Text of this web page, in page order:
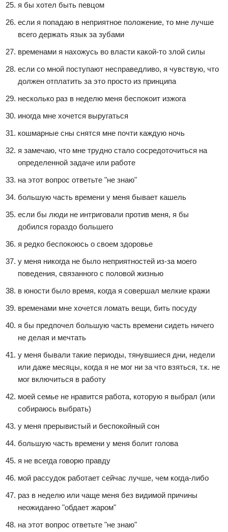
я бы хотел быть певцом
если я попадаю в неприятное положение, то мне лучше
всего держать язык за зубами
временами я нахожусь во власти какой-то злой силы
если со мной поступают несправедливо, я чувствую, что
должен отплатить за это просто из принципа
несколько раз в неделю меня беспокоит изжога
иногда мне хочется выругаться
кошмарные сны снятся мне почти каждую ночь
я замечаю, что мне трудно стало сосредоточиться на
определенной задаче или работе
на этот вопрос ответьте "не знаю"
большую часть времени у меня бывает кашель
если бы люди не интриговали против меня, я бы
добился гораздо большего
я редко беспокоюсь о своем здоровье
у меня никогда не было неприятностей из-за моего
поведения, связанного с половой жизнью
в юности было время, когда я совершал мелкие кражи
временами мне хочется ломать вещи, бить посуду
я бы предпочел большую часть времени сидеть ничего
не делая и мечтать
у меня бывали такие периоды, тянувшиеся дни, недели
или даже месяцы, когда я не мог ни за что взяться, т.к. не
мог включиться в работу
моей семье не нравится работа, которую я выбрал (или
собираюсь выбрать)
у меня прерывистый и беспокойный сон
большую часть времени у меня болит голова
я не всегда говорю правду
мой рассудок работает сейчас лучше, чем когда-либо
раз в неделю или чаще меня без видимой причины
неожиданно "обдает жаром"
на этот вопрос ответьте "не знаю"